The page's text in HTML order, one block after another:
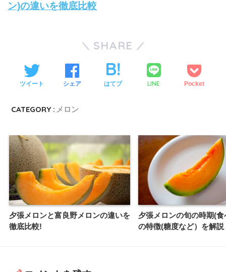
ン)の違いを徹底比較
SHARE
ツイート シェア はてブ LINE Pocket
CATEGORY : メロン
夕張メロンと富良野メロンの違いを
徹底比較!
夕張メロンの旬の時期(
の特徴(糖度など）を解説